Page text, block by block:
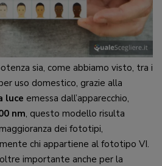
sia, come abbiamo visto, tra i
uso domestico, grazie alla
luce emessa dall’apparecchio,
nm, questo modello risulta
dei fototipi,
chi appartiene al fototipo VI.
importante anche per la